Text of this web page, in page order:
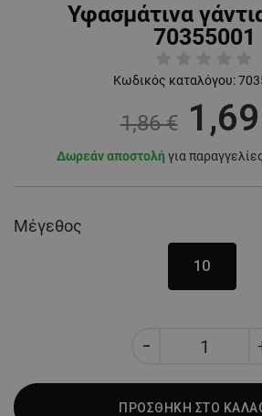
Υφασμάτινα
70355001
Κωδικός καταλόγου:
1,86 €
Δωρεάν αποστολή για
Μέγεθος
10
ΠΡΟΣΘΗΚΗ ΣΤΟ